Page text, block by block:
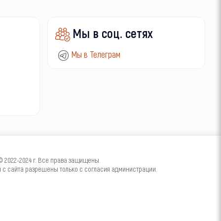
Мы в соц. сетях
Мы в Телеграм
2024 г. Все права защищены.
сайта разрешены только с согласия администрации.